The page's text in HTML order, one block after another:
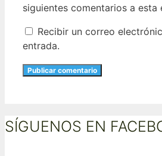
siguientes comentarios a esta
Recibir un correo
entrada.
SÍGUENOS EN